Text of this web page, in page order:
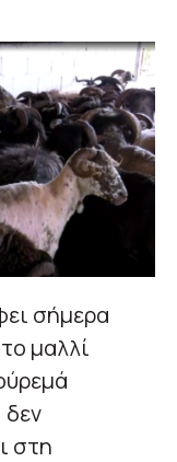
σήμερα
μαλλί
δεν
στη